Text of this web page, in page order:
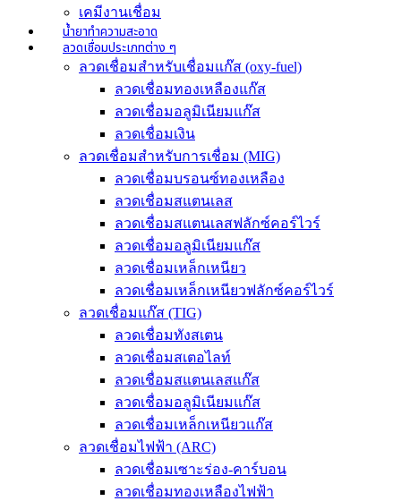
เคมีงานเชื่อม
น้ำยาทำความสะอาด
ลวดเชื่อมประเภทต่าง ๆ
ลวดเชื่อมสำหรับเชื่อมแก๊ส (oxy-fuel)
ลวดเชื่อมทองเหลืองแก๊ส
ลวดเชื่อมอลูมิเนียมแก๊ส
ลวดเชื่อมเงิน
ลวดเชื่อมสำหรับการเชื่อม (MIG)
ลวดเชื่อมบรอนซ์ทองเหลือง
ลวดเชื่อมสแตนเลส
ลวดเชื่อมสแตนเลสฟลักซ์คอร์ไวร์
ลวดเชื่อมอลูมิเนียมแก๊ส
ลวดเชื่อมเหล็กเหนียว
ลวดเชื่อมเหล็กเหนียวฟลักซ์คอร์ไวร์
ลวดเชื่อมแก๊ส (TIG)
ลวดเชื่อมทังสเตน
ลวดเชื่อมสเตอไลท์
ลวดเชื่อมสแตนเลสแก๊ส
ลวดเชื่อมอลูมิเนียมแก๊ส
ลวดเชื่อมเหล็กเหนียวแก๊ส
ลวดเชื่อมไฟฟ้า (ARC)
ลวดเชื่อมเซาะร่อง-คาร์บอน
ลวดเชื่อมทองเหลืองไฟฟ้า